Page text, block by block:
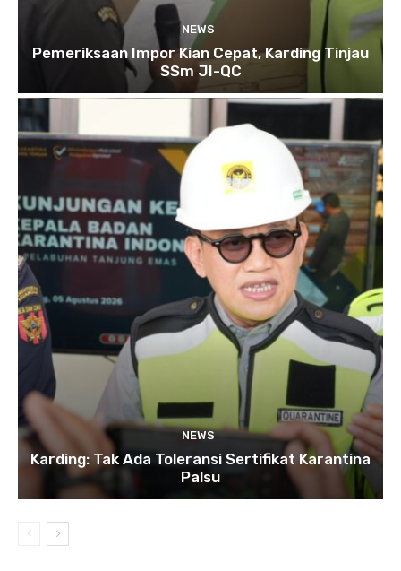
NEWS
Pemeriksaan Impor Kian Cepat, Karding Tinjau
SSm JI-QC
NEWS
Karding: Tak Ada Toleransi Sertifikat Karantina
Palsu